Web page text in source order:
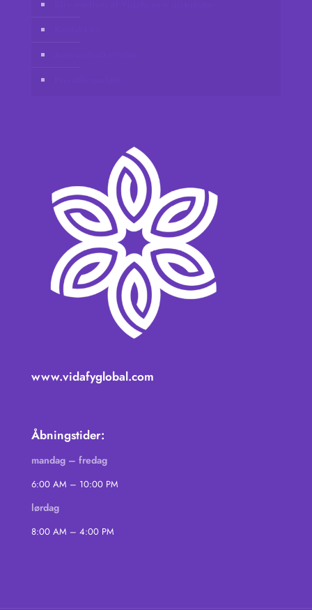
www.vidafyglobal.com
Åbningstider:
mandag – fredag
6:00 AM – 10:00 PM
lørdag
8:00 AM – 4:00 PM